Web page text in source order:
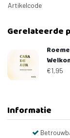
Artikelcode
Gerelateerde
€1,95
Informatie